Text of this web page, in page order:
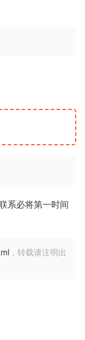
系必将第一时间
，转载请注明出